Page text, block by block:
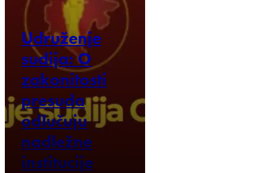
Udruženje
sudija: O
zakonitosti
presuda
odlučuju
nadležne
institucije